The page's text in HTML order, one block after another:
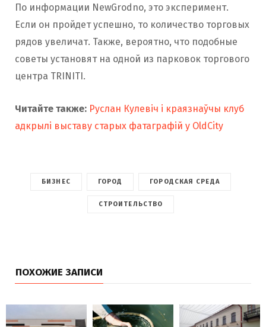
По информации NewGrodno, это эксперимент.
Если он пройдет успешно, то количество торговых
рядов увеличат. Также, вероятно, что подобные
советы установят на одной из парковок торгового
центра TRINITI.
Читайте также: Руслан Кулевіч і краязнаўчы клуб
адкрылі выставу старых фатаграфій у OldCity
БИЗНЕС ГОРОД ГОРОДСКАЯ СРЕДА
СТРОИТЕЛЬСТВО
ПОХОЖИЕ ЗАПИСИ